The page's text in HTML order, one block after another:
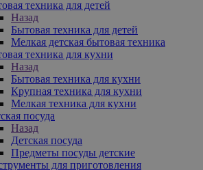
техника для детей
Назад
Бытовая техника для детей
Мелкая детская бытовая техника
техника для кухни
Назад
Бытовая техника для кухни
Крупная техника для кухни
Мелкая техника для кухни
посуда
Назад
Детская посуда
Предметы посуды детские
для приготовления